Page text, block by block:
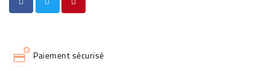
Paiement sécurisé